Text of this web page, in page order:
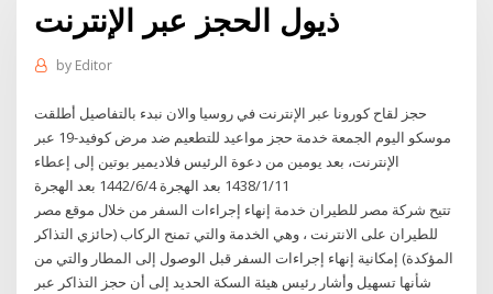
ذيول الحجز عبر الإنترنت
by Editor
حجز لقاح كورونا عبر الإنترنت في روسيا والان نبدء بالتفاصيل أطلقت
موسكو اليوم الجمعة خدمة حجز مواعيد للتطعيم ضد مرض كوفيد-19 عبر
الإنترنت، بعد يومين من دعوة الرئيس فلاديمير بوتين إلى إعطاء
11‏‏/1‏‏/1438 بعد الهجرة 4‏‏/6‏‏/1442 بعد الهجرة
تتيح شركة مصر للطيران خدمة إنهاء إجراءات السفر من خلال موقع مصر
للطيران على الانترنت ، وهي الخدمة والتي تمنح الركاب (حائزي التذاكر
المؤكدة) إمكانية إنهاء إجراءات السفر قبل الوصول إلى المطار والتي من
شأنها تسهيل وأشار رئيس هيئة السكة الحديد إلى أن حجز التذاكر عبر